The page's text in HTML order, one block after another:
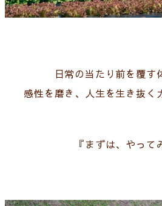
日常の当たり前を覆す
感性を磨き、人生を生き抜く
『まずは、やって